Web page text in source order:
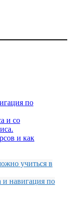
по
и со
и как
учиться в
и навигация по